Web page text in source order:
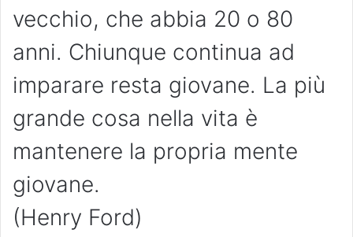
vecchio, che abbia 20 o 80
anni. Chiunque continua ad
imparare resta giovane. La più
grande cosa nella vita è
mantenere la propria mente
giovane.
(Henry Ford)